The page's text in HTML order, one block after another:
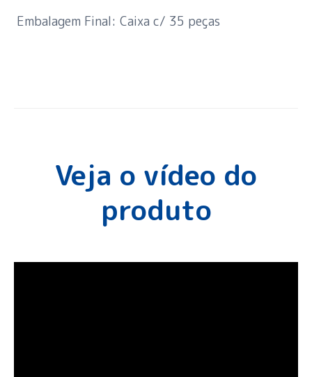
Embalagem Final: Caixa c/ 35 peças
Veja o vídeo do
produto